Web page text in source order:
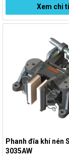
Xem chi
Phanh đĩa khí nén
3035AW